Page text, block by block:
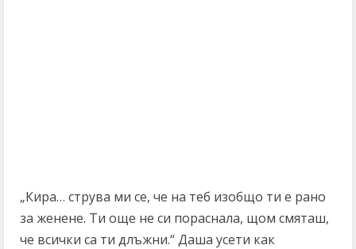
„Кира… струва ми се, че на теб изобщо ти е рано
за женене. Ти още не си пораснала, щом смяташ,
че всички са ти длъжни.“ Даша усети как